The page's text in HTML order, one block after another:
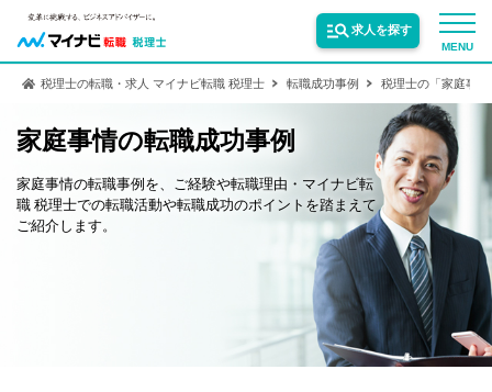
MENU
求人を探す
転職お役立ち情報
税理士の転職・求人 マイナビ転職 税理士 転職成功事例 税理士の「家庭事
家庭事情の転職成功事例
家庭事情の転職事例を、ご経験や転職理由・マイナビ転
職 税理士での転職活動や転職成功のポイントを踏まえて
ご紹介します。